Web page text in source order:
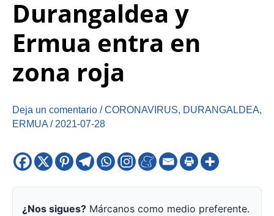
Durangaldea y
Ermua entra en
zona roja
Deja un comentario /CORONAVIRUS, DURANGALDEA,
ERMUA / 2021-07-28
¿Nos sigues? Márcanos como medio preferente.